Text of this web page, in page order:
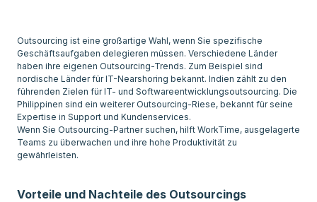
Outsourcing ist eine großartige Wahl, wenn Sie spezifische
Geschäftsaufgaben delegieren müssen. Verschiedene Länder
haben ihre eigenen Outsourcing-Trends. Zum Beispiel sind
nordische Länder für IT-Nearshoring bekannt. Indien zählt zu den
führenden Zielen für IT- und Softwareentwicklungsoutsourcing. Die
Philippinen sind ein weiterer Outsourcing-Riese, bekannt für seine
Expertise in Support und Kundenservices.
Wenn Sie Outsourcing-Partner suchen, hilft WorkTime, ausgelagerte
Teams zu überwachen und ihre hohe Produktivität zu
gewährleisten.
Vorteile und Nachteile des Outsourcings